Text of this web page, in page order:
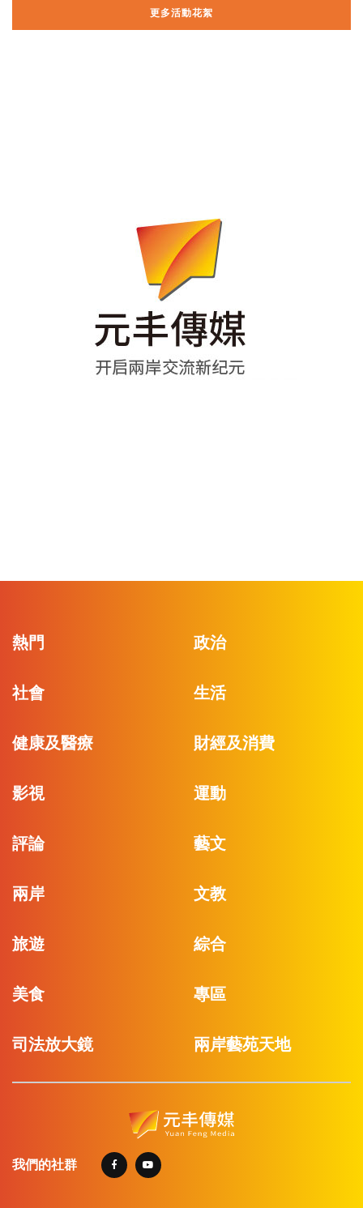
更多活動花絮
熱門 政治
社會 生活
健康及醫療 財經及消費
影視 運動
評論 藝文
兩岸 文教
旅遊 綜合
美食 專區
司法放大鏡 兩岸藝苑天地
我們的社群